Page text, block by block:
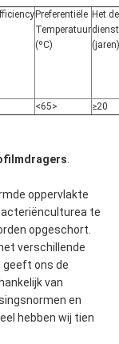
Preferentiële
Temperatuur
(ºC)
Het de
(jaren)
<65> ≥20
.
oppervlakte
te
opgeschort.
verschillende
geeft ons de
van
en
hebben wij tien